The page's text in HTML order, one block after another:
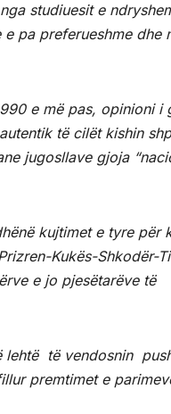
studiuesit e
pa preferueshme dhe
e më pas, opinioni i
të cilët kishin
jugosllave gjoja
kujtimet e tyre për
Kukës-Shkodër-
e jo pjesëtarëve të
lehtë të vendosnin
premtimet e